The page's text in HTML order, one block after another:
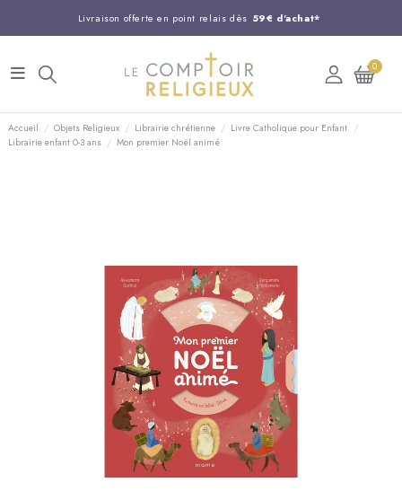
Livraison offerte en point relais dès 59€ d'achat*
Entreprise Française familiale
Support client disponible au 03 20 24 74 15
Commandez avant 14H, expédition le jour même !
0
Accueil Objets Religieux Librairie chrétienne
Livre Catholique pour Enfant
Librairie enfant 0-3 ans
Mon premier Noël animé